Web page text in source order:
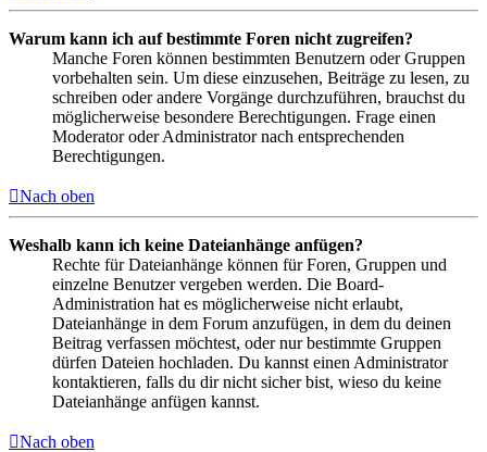
Warum kann ich auf bestimmte Foren nicht zugreifen?
Manche Foren können bestimmten Benutzern oder Gruppen
vorbehalten sein. Um diese einzusehen, Beiträge zu lesen, zu
schreiben oder andere Vorgänge durchzuführen, brauchst du
möglicherweise besondere Berechtigungen. Frage einen
Moderator oder Administrator nach entsprechenden
Berechtigungen.
Nach oben
Weshalb kann ich keine Dateianhänge anfügen?
Rechte für Dateianhänge können für Foren, Gruppen und
einzelne Benutzer vergeben werden. Die Board-
Administration hat es möglicherweise nicht erlaubt,
Dateianhänge in dem Forum anzufügen, in dem du deinen
Beitrag verfassen möchtest, oder nur bestimmte Gruppen
dürfen Dateien hochladen. Du kannst einen Administrator
kontaktieren, falls du dir nicht sicher bist, wieso du keine
Dateianhänge anfügen kannst.
Nach oben